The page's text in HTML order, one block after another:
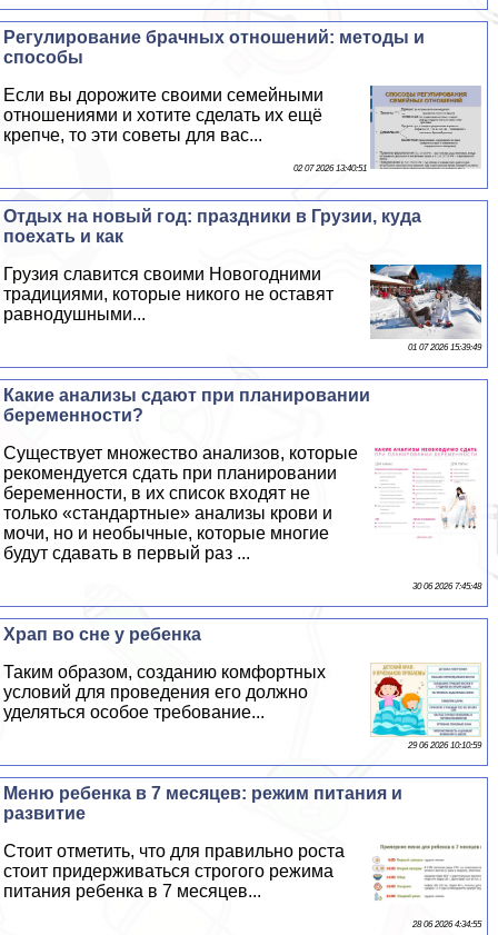
Регулирование брачных отношений: методы и
способы
Если вы дорожите своими семейными
отношениями и хотите сделать их ещё
крепче, то эти советы для вас...
02 07 2026 13:40:51
Отдых на новый год: праздники в Грузии, куда
поехать и как
Грузия славится своими Новогодними
традициями, которые никого не оставят
равнодушными...
01 07 2026 15:39:49
Какие анализы сдают при планировании
беременности?
Существует множество анализов, которые
рекомендуется сдать при планировании
беременности, в их список входят не
только «стандартные» анализы крови и
мочи, но и необычные, которые многие
будут сдавать в первый раз ...
30 06 2026 7:45:48
Храп во сне у ребенка
Таким образом, созданию комфортных
условий для проведения его должно
уделяться особое требование...
29 06 2026 10:10:59
Меню ребенка в 7 месяцев: режим питания и
развитие
Стоит отметить, что для правильно роста
стоит придерживаться строгого режима
питания ребенка в 7 месяцев...
28 06 2026 4:34:55